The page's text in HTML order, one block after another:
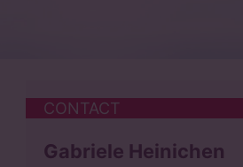
CONTACT
Gabriele Heinichen